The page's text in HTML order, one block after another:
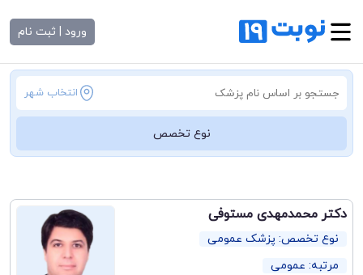
ورود | ثبت نام
انتخاب شهر
نوع تخصص
دکتر محمدمهدی مستوفی
نوع تخصص: پزشک عمومی
مرتبه: عمومی